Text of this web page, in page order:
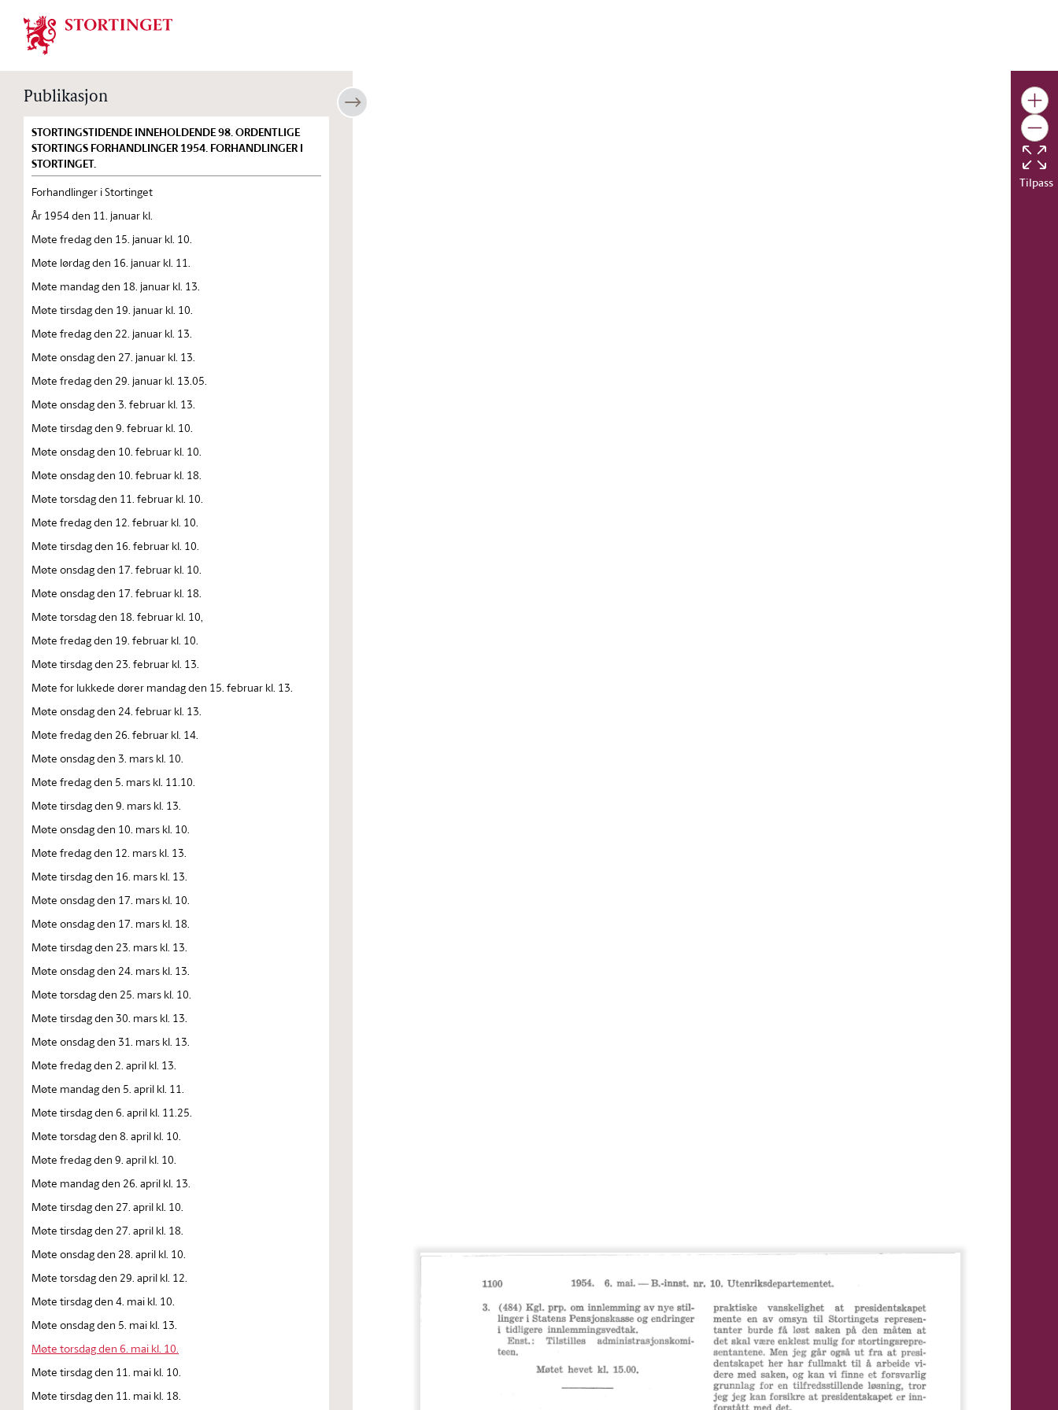
Stortinget.no
Publikasjon
STORTINGSTIDENDE INNEHOLDENDE 98. ORDENTLIGE
STORTINGS FORHANDLINGER 1954. FORHANDLINGER I
STORTINGET.
Forhandlinger i Stortinget
År 1954 den 11. januar kl.
Møte fredag den 15. januar kl. 10.
Møte lørdag den 16. januar kl. 11.
Møte mandag den 18. januar kl. 13.
Møte tirsdag den 19. januar kl. 10.
Møte fredag den 22. januar kl. 13.
Møte onsdag den 27. januar kl. 13.
Møte fredag den 29. januar kl. 13.05.
Møte onsdag den 3. februar kl. 13.
Møte tirsdag den 9. februar kl. 10.
Møte onsdag den 10. februar kl. 10.
Møte onsdag den 10. februar kl. 18.
Møte torsdag den 11. februar kl. 10.
Møte fredag den 12. februar kl. 10.
Møte tirsdag den 16. februar kl. 10.
Møte onsdag den 17. februar kl. 10.
Møte onsdag den 17. februar kl. 18.
Møte torsdag den 18. februar kl. 10,
Møte fredag den 19. februar kl. 10.
Møte tirsdag den 23. februar kl. 13.
Møte for lukkede dører mandag den 15. februar kl. 13.
Møte onsdag den 24. februar kl. 13.
Møte fredag den 26. februar kl. 14.
Møte onsdag den 3. mars kl. 10.
Møte fredag den 5. mars kl. 11.10.
Møte tirsdag den 9. mars kl. 13.
Møte onsdag den 10. mars kl. 10.
Møte fredag den 12. mars kl. 13.
Møte tirsdag den 16. mars kl. 13.
Møte onsdag den 17. mars kl. 10.
Møte onsdag den 17. mars kl. 18.
Møte tirsdag den 23. mars kl. 13.
Møte onsdag den 24. mars kl. 13.
Møte torsdag den 25. mars kl. 10.
Møte tirsdag den 30. mars kl. 13.
Møte onsdag den 31. mars kl. 13.
Møte fredag den 2. april kl. 13.
Møte mandag den 5. april kl. 11.
Møte tirsdag den 6. april kl. 11.25.
Møte torsdag den 8. april kl. 10.
Møte fredag den 9. april kl. 10.
Møte mandag den 26. april kl. 13.
Møte tirsdag den 27. april kl. 10.
Møte tirsdag den 27. april kl. 18.
Møte onsdag den 28. april kl. 10.
Møte torsdag den 29. april kl. 12.
Møte tirsdag den 4. mai kl. 10.
Møte onsdag den 5. mai kl. 13.
Møte torsdag den 6. mai kl. 10.
Møte tirsdag den 11. mai kl. 10.
Møte tirsdag den 11. mai kl. 18.